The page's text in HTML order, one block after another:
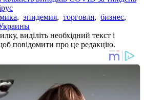
, эпидемия, торговля, бизнес,
виділіть необхідний текст і
повідомити про це редакцію.